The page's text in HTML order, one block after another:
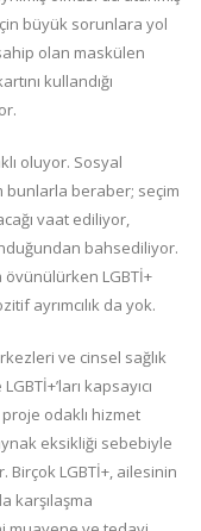
büyük sorunlara yol
olan maskülen
kullandığı
oluyor. Sosyal
bunlarla beraber; seçim
vaat ediliyor,
bahsediliyor.
övünülürken LGBTİ+
ayrımcılık da yok.
ve cinsel sağlık
kapsayıcı
odaklı hizmet
eksikliği sebebiyle
Birçok LGBTİ+, ailesinin
karşılaşma